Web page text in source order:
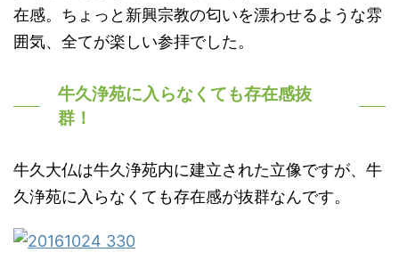
在感。ちょっと新興宗教の匂いを漂わせるような雰
囲気、全てが楽しい参拝でした。
牛久浄苑に入らなくても存在感抜
群！
牛久大仏は牛久浄苑内に建立された立像ですが、牛
久浄苑に入らなくても存在感が抜群なんです。